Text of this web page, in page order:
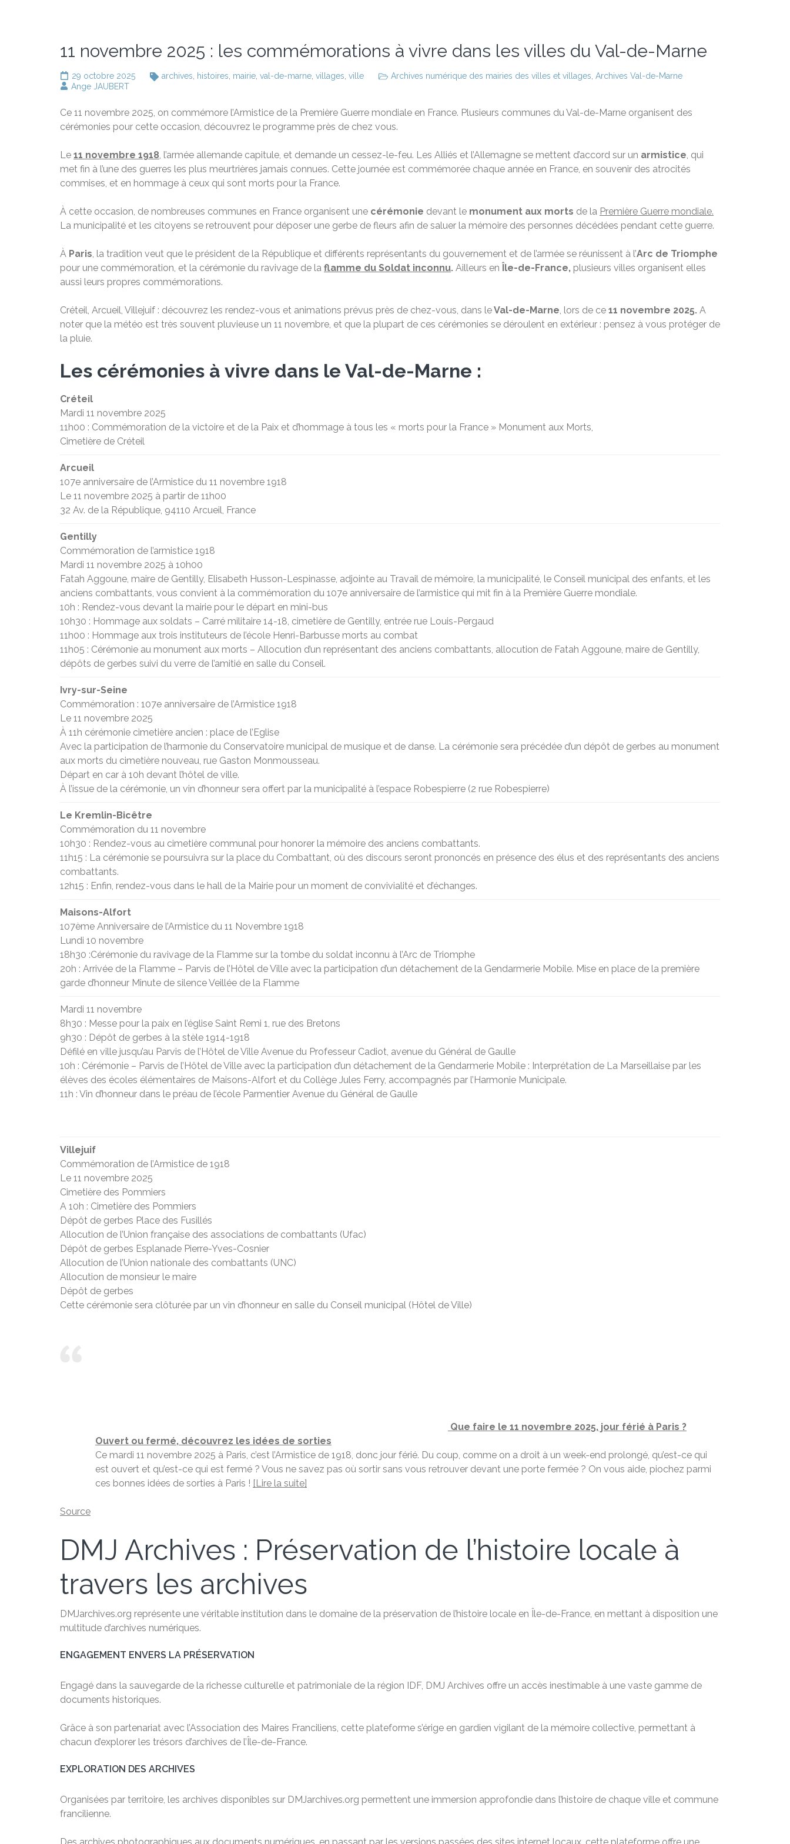
11 novembre 2025 : les commémorations à vivre dans les villes du Val-de-Marne
29 octobre 2025 archives histoires mairie val-de-marne villages ville Archives numérique des mairies des villes et villages Archives Val-de-Marne
Ange JAUBERT
Ce 11 novembre 2025, on commémore l’Armistice de la Première Guerre mondiale en France. Plusieurs communes du Val-de-Marne organisent des
cérémonies pour cette occasion, découvrez le programme près de chez vous.
Le 11 novembre 1918, l’armée allemande capitule, et demande un cessez-le-feu. Les Alliés et l’Allemagne se mettent d’accord sur un armistice, qui
met fin à l’une des guerres les plus meurtrières jamais connues. Cette journée est commémorée chaque année en France, en souvenir des atrocités
commises, et en hommage à ceux qui sont morts pour la France.
À cette occasion, de nombreuses communes en France organisent une cérémonie devant le monument aux morts de la Première Guerre mondiale.
La municipalité et les citoyens se retrouvent pour déposer une gerbe de fleurs afin de saluer la mémoire des personnes décédées pendant cette guerre.
À Paris, la tradition veut que le président de la République et différents représentants du gouvernement et de l’armée se réunissent à l’Arc de Triomphe
pour une commémoration, et la cérémonie du ravivage de la flamme du Soldat inconnu. Ailleurs en Île-de-France, plusieurs villes organisent elles
aussi leurs propres commémorations.
Créteil, Arcueil, Villejuif : découvrez les rendez-vous et animations prévus près de chez-vous, dans leVal-de-Marne, lors de ce 11 novembre 2025. A
noter que la météo est très souvent pluvieuse un 11 novembre, et que la plupart de ces cérémonies se déroulent en extérieur : pensez à vous protéger de
la pluie.
Les cérémonies à vivre dans le Val-de-Marne :
Créteil
Mardi 11 novembre 2025
11h00 : Commémoration de la victoire et de la Paix et d’hommage à tous les « morts pour la France » Monument aux Morts,
Cimetière de Créteil
Arcueil
107e anniversaire de l’Armistice du 11 novembre 1918
Le 11 novembre 2025 à partir de 11h00
32 Av. de la République, 94110 Arcueil, France
Gentilly
Commémoration de l’armistice 1918
Mardi 11 novembre 2025 à 10h00
Fatah Aggoune, maire de Gentilly, Elisabeth Husson-Lespinasse, adjointe au Travail de mémoire, la municipalité, le Conseil municipal des enfants, et les
anciens combattants, vous convient à la commémoration du 107e anniversaire de l’armistice qui mit fin à la Première Guerre mondiale.
10h : Rendez-vous devant la mairie pour le départ en mini-bus
10h30 : Hommage aux soldats – Carré militaire 14-18, cimetière de Gentilly, entrée rue Louis-Pergaud
11h00 : Hommage aux trois instituteurs de l’école Henri-Barbusse morts au combat
11h05 : Cérémonie au monument aux morts – Allocution d’un représentant des anciens combattants, allocution de Fatah Aggoune, maire de Gentilly,
dépôts de gerbes suivi du verre de l’amitié en salle du Conseil.
Ivry-sur-Seine
Commémoration : 107e anniversaire de l’Armistice 1918
Le 11 novembre 2025
À 11h cérémonie cimetière ancien : place de l’Eglise
Avec la participation de l’harmonie du Conservatoire municipal de musique et de danse. La cérémonie sera précédée d’un dépôt de gerbes au monument
aux morts du cimetière nouveau, rue Gaston Monmousseau.
Départ en car à 10h devant l’hôtel de ville.
À l’issue de la cérémonie, un vin d’honneur sera offert par la municipalité à l’espace Robespierre (2 rue Robespierre)
Le Kremlin-Bicêtre
Commémoration du 11 novembre
10h30 : Rendez-vous au cimetière communal pour honorer la mémoire des anciens combattants.
11h15 : La cérémonie se poursuivra sur la place du Combattant, où des discours seront prononcés en présence des élus et des représentants des anciens
combattants.
12h15 : Enfin, rendez-vous dans le hall de la Mairie pour un moment de convivialité et d’échanges.
Maisons-Alfort
107ème Anniversaire de l’Armistice du 11 Novembre 1918
Lundi 10 novembre
18h30 :Cérémonie du ravivage de la Flamme sur la tombe du soldat inconnu à l’Arc de Triomphe
20h : Arrivée de la Flamme – Parvis de l’Hôtel de Ville avec la participation d’un détachement de la Gendarmerie Mobile. Mise en place de la première
garde d’honneur Minute de silence Veillée de la Flamme
Mardi 11 novembre
8h30 : Messe pour la paix en l’église Saint Remi 1, rue des Bretons
9h30 : Dépôt de gerbes à la stèle 1914-1918
Défilé en ville jusqu’au Parvis de l’Hôtel de Ville Avenue du Professeur Cadiot, avenue du Général de Gaulle
10h : Cérémonie – Parvis de l’Hôtel de Ville avec la participation d’un détachement de la Gendarmerie Mobile : Interprétation de La Marseillaise par les
élèves des écoles élémentaires de Maisons-Alfort et du Collège Jules Ferry, accompagnés par l’Harmonie Municipale.
11h : Vin d’honneur dans le préau de l’école Parmentier Avenue du Général de Gaulle
Villejuif
Commémoration de l’Armistice de 1918
Le 11 novembre 2025
Cimetière des Pommiers
A 10h : Cimetière des Pommiers
Dépôt de gerbes Place des Fusillés
Allocution de l’Union française des associations de combattants (Ufac)
Dépôt de gerbes Esplanade Pierre-Yves-Cosnier
Allocution de l’Union nationale des combattants (UNC)
Allocution de monsieur le maire
Dépôt de gerbes
Cette cérémonie sera clôturée par un vin d’honneur en salle du Conseil municipal (Hôtel de Ville)
Que faire le 11 novembre 2025, jour férié à Paris ?
Ouvert ou fermé, découvrez les idées de sorties
Ce mardi 11 novembre 2025 à Paris, c’est l’Armistice de 1918, donc jour férié. Du coup, comme on a droit à un week-end prolongé, qu’est-ce qui
est ouvert et qu’est-ce qui est fermé ? Vous ne savez pas où sortir sans vous retrouver devant une porte fermée ? On vous aide, piochez parmi
ces bonnes idées de sorties à Paris ! [Lire la suite]
Source
DMJ Archives : Préservation de l’histoire locale à
travers les archives
DMJarchives.org représente une véritable institution dans le domaine de la préservation de l’histoire locale en Île-de-France, en mettant à disposition une
multitude d’archives numériques.
ENGAGEMENT ENVERS LA PRÉSERVATION
Engagé dans la sauvegarde de la richesse culturelle et patrimoniale de la région IDF, DMJ Archives offre un accès inestimable à une vaste gamme de
documents historiques.
Grâce à son partenariat avec l’Association des Maires Franciliens, cette plateforme s’érige en gardien vigilant de la mémoire collective, permettant à
chacun d’explorer les trésors d’archives de l’Île-de-France.
EXPLORATION DES ARCHIVES
Organisées par territoire, les archives disponibles sur DMJarchives.org permettent une immersion approfondie dans l’histoire de chaque ville et commune
francilienne.